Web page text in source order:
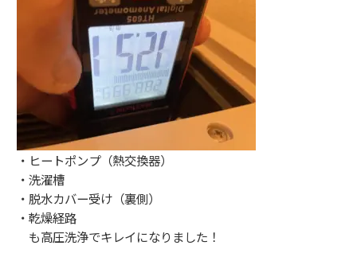
・ヒートポンプ（熱交換器）
・洗濯槽
・脱水カバー受け（裏側）
・乾燥経路
も高圧洗浄でキレイになりました！